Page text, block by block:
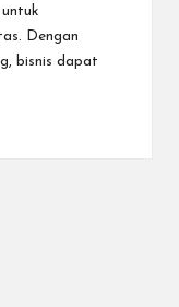
Dengan
bisnis dapat